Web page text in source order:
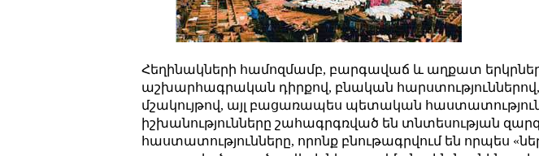
Հեղինակների համոզմամբ, բարգավաճ և աղքատ
աշխարհագրական դիրքով, բնական
մշակույթով, այլ բացառապես պետական
իշխանությունները շահագրգռված են տնտեսության
հաստատությունները, որոնք բնութագրվում են որպես